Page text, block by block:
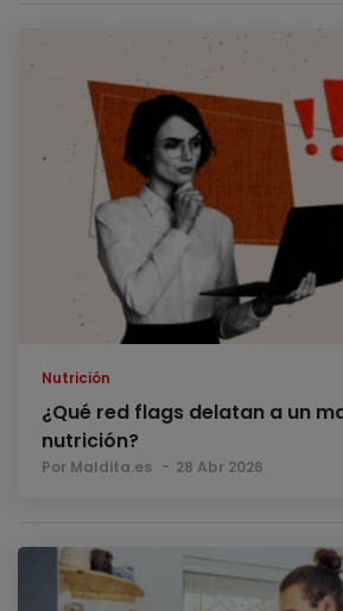
Nutrición
¿Qué red flags delatan a un
nutrición?
Por Maldita.es 28 Abr 2026